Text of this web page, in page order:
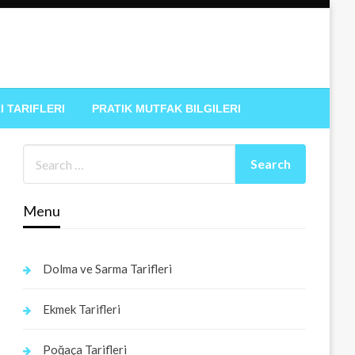
TARIFLERI PRATIK MUTFAK BILGILERI
Menu
Dolma ve Sarma Tarifleri
Ekmek Tarifleri
Poğaça Tarifleri